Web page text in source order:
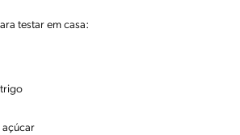
testar em casa:
trigo
açúcar